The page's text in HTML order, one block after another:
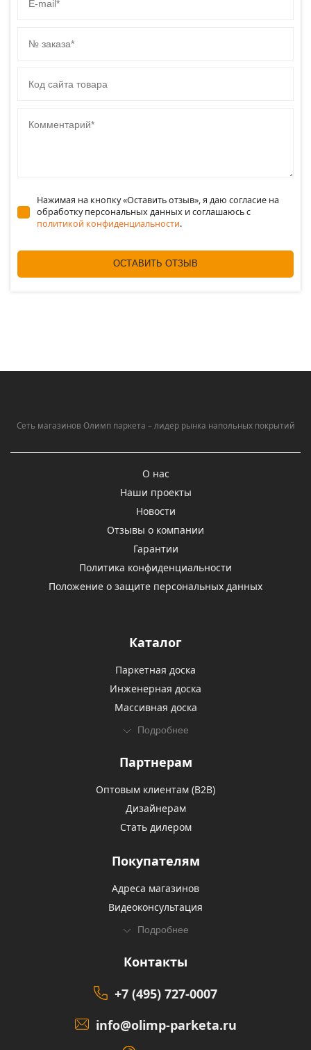
Нажимая на кнопку «Оставить отзыв», я даю согласие на
обработку персональных данных и соглашаюсь c
политикой конфиденциальности.
ОСТАВИТЬ ОТЗЫВ
Сеть магазинов Олимп паркета – лидер рынка напольных покрытий
О нас
Наши проекты
Новости
Отзывы о компании
Гарантии
Политика конфиденциальности
Положение о защите персональных данных
Каталог
Паркетная доска
Инженерная доска
Массивная доска
Подробнее
Партнерам
Оптовым клиентам (В2В)
Дизайнерам
Стать дилером
Покупателям
Адреса магазинов
Видеоконсультация
Подробнее
Контакты
+7 (495) 727-0007
info@olimp-parketa.ru